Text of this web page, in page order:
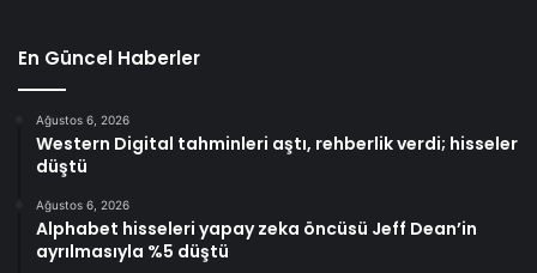
En Güncel Haberler
Ağustos 6, 2026
Western Digital tahminleri aştı, rehberlik verdi; hisseler
düştü
Ağustos 6, 2026
Alphabet hisseleri yapay zeka öncüsü Jeff Dean’in
ayrılmasıyla %5 düştü